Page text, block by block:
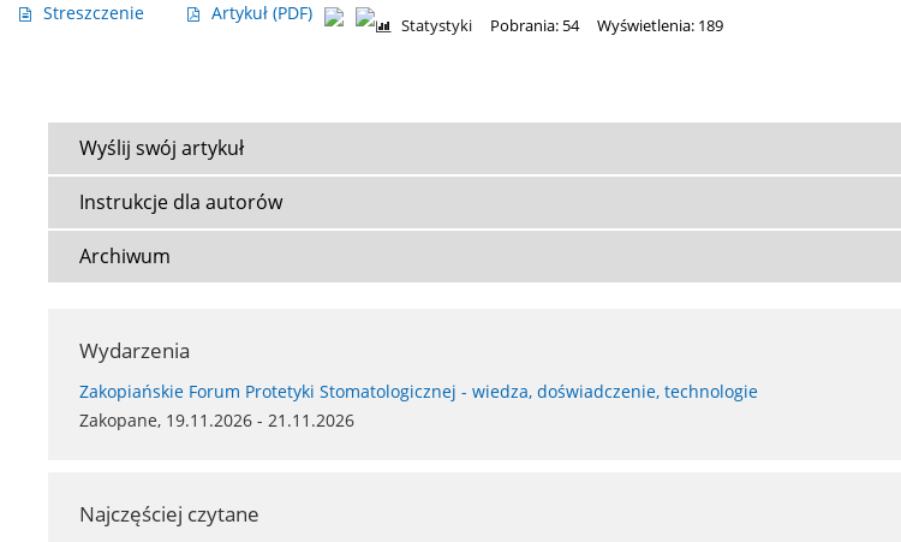
Streszczenie Artykuł (PDF)
Statystyki Pobrania: 54 Wyświetlenia: 189
Wyślij swój artykuł
Instrukcje dla autorów
Archiwum
Wydarzenia
Zakopiańskie Forum Protetyki Stomatologicznej - wiedza, doświadczenie, technologie
Zakopane, 19.11.2026 - 21.11.2026
Najczęściej czytane